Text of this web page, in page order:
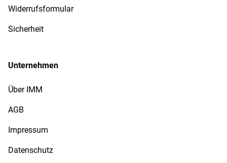
Widerrufsformular
Sicherheit
Unternehmen
Über IMM
AGB
Impressum
Datenschutz